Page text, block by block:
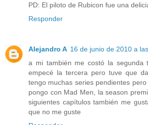
PD: El piloto de Rubicon fue una
Responder
Alejandro A 16 de junio de 2010 a
a mi también me costó la segunda
empecé la tercera pero tuve que
tengo muchas series pendientes
pongo con Mad Men, la season
siguientes capítulos también me
que no me guste